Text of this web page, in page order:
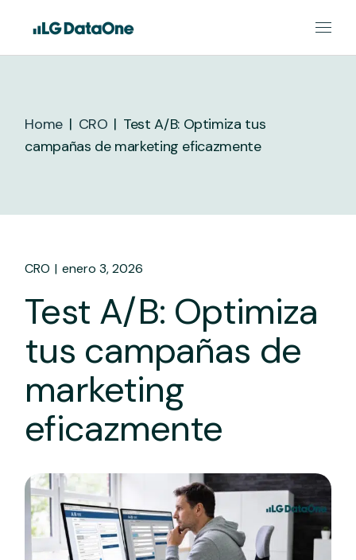
Home CRO
Test A/B: Optimiza tus
campañas de marketing eficazmente
CRO enero 3, 2026
Test A/B: Optimiza
tus campañas de
marketing
eficazmente